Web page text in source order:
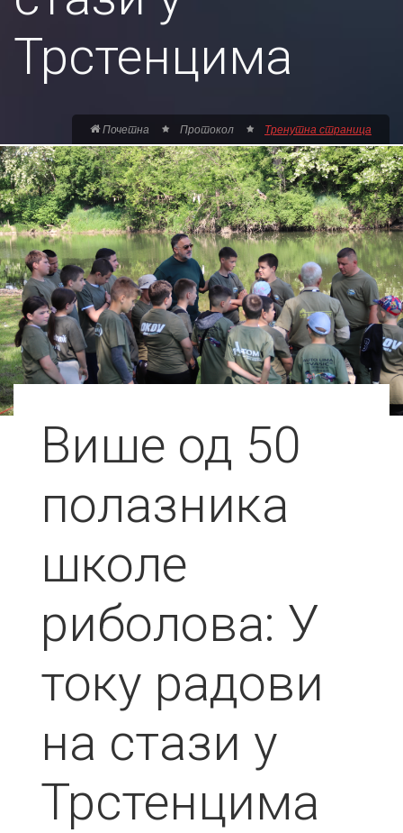
Трстенцима
Почетна Протокол Тренутна страница
Више од 50
полазника
школе
риболова: У
току радови
на стази у
Трстенцима